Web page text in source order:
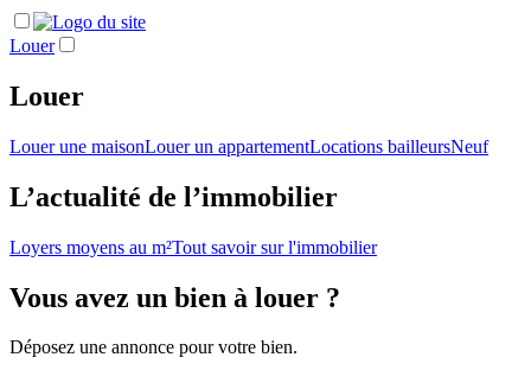
Louer
Louer
Louer une maisonLouer un appartementLocations bailleursNeuf
L’actualité de l’immobilier
Loyers moyens au m²Tout savoir sur l'immobilier
Vous avez un bien à louer ?
Déposez une annonce pour votre bien.